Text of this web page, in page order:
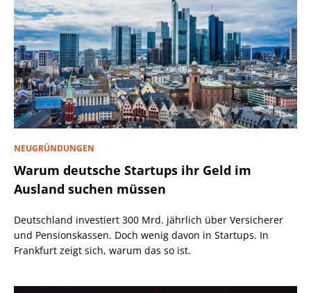
NEUGRÜNDUNGEN
Warum deutsche Startups ihr Geld im
Ausland suchen müssen
Deutschland investiert 300 Mrd. jährlich über Versicherer
und Pensionskassen. Doch wenig davon in Startups. In
Frankfurt zeigt sich, warum das so ist.